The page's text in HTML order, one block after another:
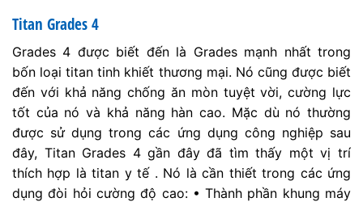
Titan Grades 4
Grades 4 được biết đến là Grades mạnh nhất trong
bốn loại titan tinh khiết thương mại. Nó cũng được biết
đến với khả năng chống ăn mòn tuyệt vời, cường lực
tốt của nó và khả năng hàn cao. Mặc dù nó thường
được sử dụng trong các ứng dụng công nghiệp sau
đây, Titan Grades 4 gần đây đã tìm thấy một vị trí
thích hợp là titan y tế . Nó là cần thiết trong các ứng
dụng đòi hỏi cường độ cao: • Thành phần khung máy